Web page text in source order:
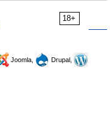
18+
Joomla,
Drupal,